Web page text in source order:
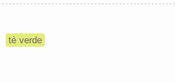
tè verde